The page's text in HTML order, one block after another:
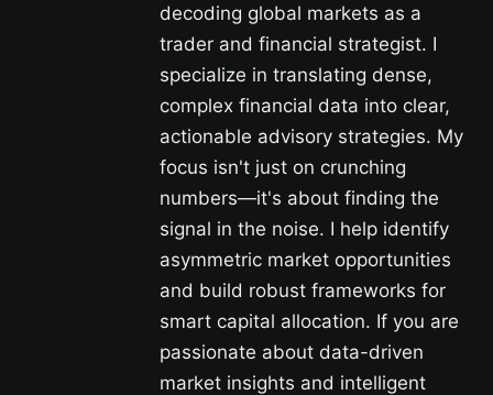
decoding global markets as a
trader and financial strategist. I
specialize in translating dense,
complex financial data into clear,
actionable advisory strategies. My
focus isn't just on crunching
numbers—it's about finding the
signal in the noise. I help identify
asymmetric market opportunities
and build robust frameworks for
smart capital allocation. If you are
passionate about data-driven
market insights and intelligent